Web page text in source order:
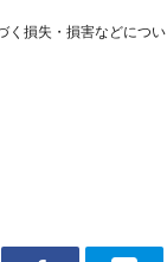
く損失・損害などについ